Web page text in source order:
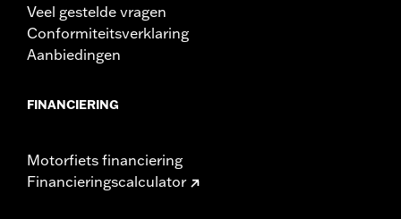
Veel gestelde vragen
Conformiteitsverklaring
Aanbiedingen
FINANCIERING
Motorfiets financiering
Financieringscalculator